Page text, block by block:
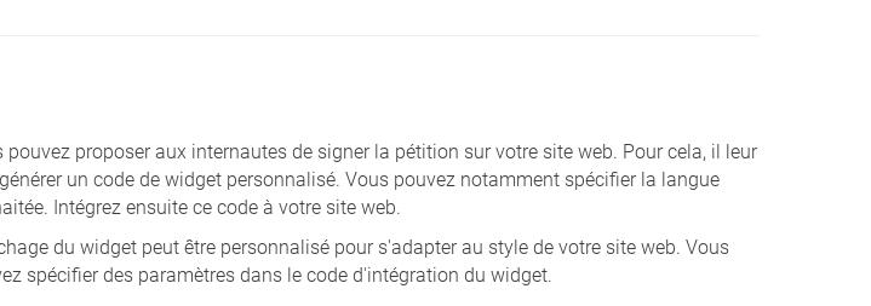
pouvez proposer aux internautes de signer la pétition sur votre site web. Pour cela, il leur
un code de widget personnalisé. Vous pouvez notamment spécifier la langue
Intégrez ensuite ce code à votre site web.
du widget peut être personnalisé pour s'adapter au style de votre site web. Vous
spécifier des paramètres dans le code d'intégration du widget.